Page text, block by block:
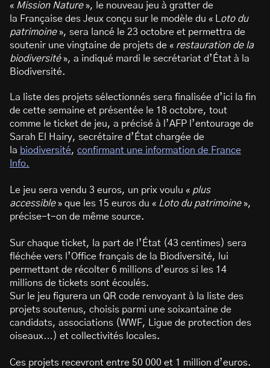
« Mission Nature», le nouveau jeu à gratter de
la Française des Jeux conçu sur le modèle du « L oto du
patrimoine», sera lancé le 23 octobre et permettra de
soutenir une vingtaine de projets de « restauration de la
biodiversité», a indiqué mardi le secrétariat d’État à la
Biodiversité.
La liste des projets sélectionnés sera finalisée d’ici la fin
de cette semaine et présentée le 18 octobre, tout
comme le ticket de jeu, a précisé à l’AFP l’entourage de
Sarah El Hairy, secrétaire d’État chargée de
la biodiversité, confirmant une information de France
Info.
Le jeu sera vendu 3 euros, un prix voulu « plus
accessible» que les 15 euros du « Loto du patrimoine»,
précise-t-on de même source.
Sur chaque ticket, la part de l’État (43 centimes) sera
fléchée vers l’Office français de la Biodiversité, lui
permettant de récolter 6 millions d’euros si les 14
millions de tickets sont écoulés.
Sur le jeu figurera un QR code renvoyant à la liste des
projets soutenus, choisis parmi une soixantaine de
candidats, associations (WWF, Ligue de protection des
oiseaux…) et collectivités locales.
Ces projets recevront entre 50 000 et 1 million d’euros.